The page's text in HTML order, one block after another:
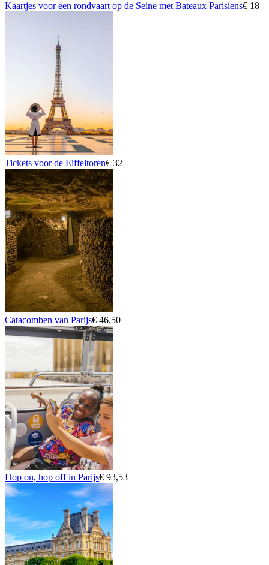
Kaartjes voor een rondvaart op de Seine met Bateaux Parisiens€ 18
Tickets voor de Eiffeltoren€ 32
Catacomben van Parijs€ 46,50
Hop on, hop off in Parijs€ 93,53